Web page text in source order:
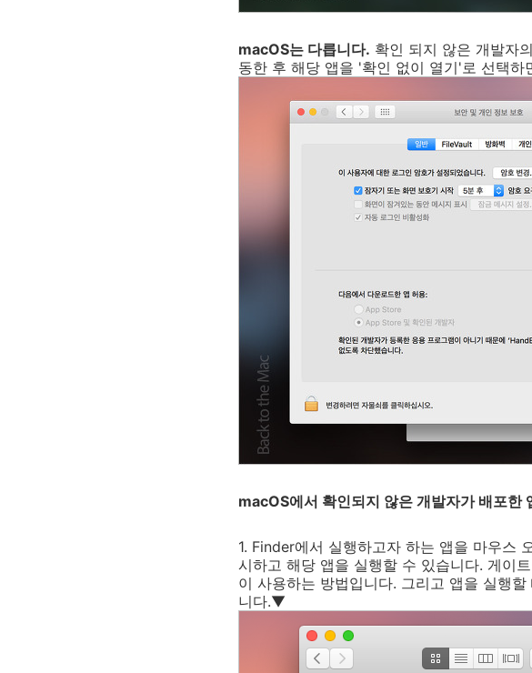
macOS는 다릅니다. 확인 되지 않은 개발자
동한 후 해당 앱을 '확인 없이 열기'로 선택
macOS에서 확인되지 않은 개발자가 배포한
1. Finder에서 실행하고자 하는 앱을 마우스
시하고 해당 앱을 실행할 수 있습니다. 게이
이 사용하는 방법입니다. 그리고 앱을 실행
니다.▼